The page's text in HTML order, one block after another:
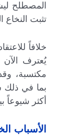
المصطلح
تثبت
خلافاً
يُعترف الآن
مكتسبة،
بما في ذلك
أكثر شيوعاً
الأسباب